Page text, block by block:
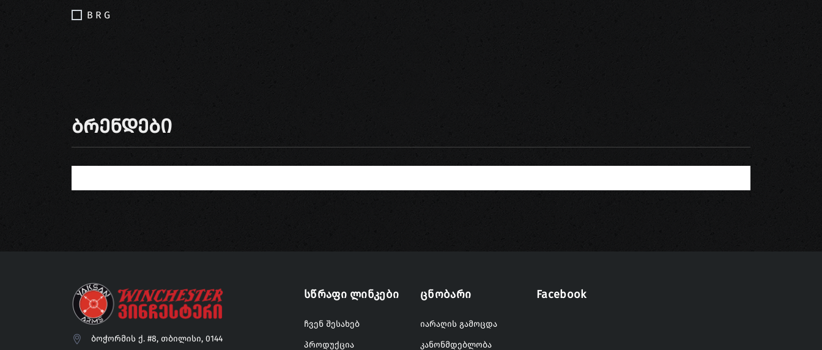
B R G
Ბრენდები
ბოჭორმის ქ. #8, თბილისი, 0144
Სწრაფი Ლინკები
ჩვენ შესახებ
პროდუქცია
Ცნობარი
იარაღის გამოცდა
კანონმდებლობა
Facebook